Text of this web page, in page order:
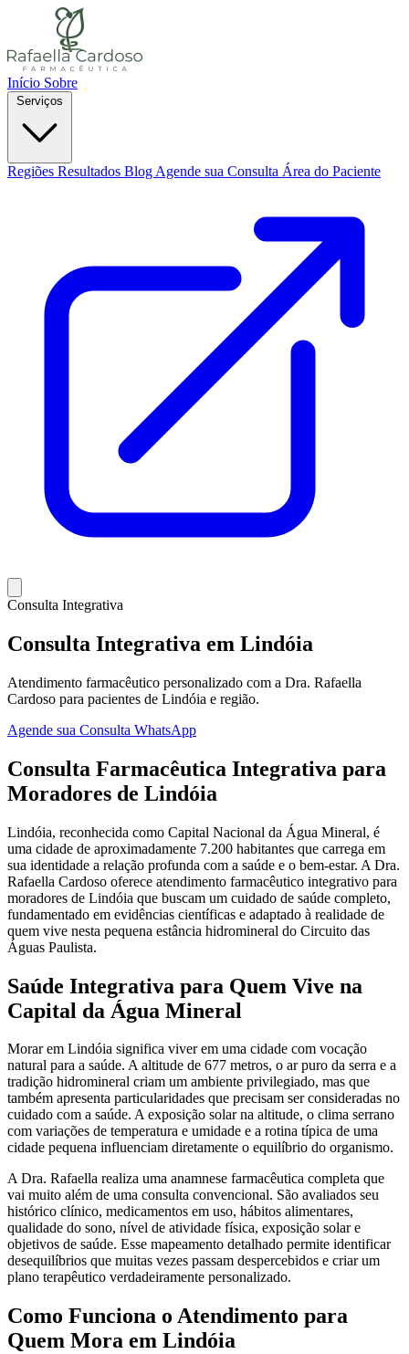
Início Sobre
Serviços
Regiões Resultados Blog Agende sua Consulta Área do Paciente
Consulta Integrativa
Consulta Integrativa em Lindóia
Atendimento farmacêutico personalizado com a Dra. Rafaella
Cardoso para pacientes de Lindóia e região.
Agende sua Consulta WhatsApp
Consulta Farmacêutica Integrativa para
Moradores de Lindóia
Lindóia, reconhecida como Capital Nacional da Água Mineral, é
uma cidade de aproximadamente 7.200 habitantes que carrega em
sua identidade a relação profunda com a saúde e o bem-estar. A Dra.
Rafaella Cardoso oferece atendimento farmacêutico integrativo para
moradores de Lindóia que buscam um cuidado de saúde completo,
fundamentado em evidências científicas e adaptado à realidade de
quem vive nesta pequena estância hidromineral do Circuito das
Águas Paulista.
Saúde Integrativa para Quem Vive na
Capital da Água Mineral
Morar em Lindóia significa viver em uma cidade com vocação
natural para a saúde. A altitude de 677 metros, o ar puro da serra e a
tradição hidromineral criam um ambiente privilegiado, mas que
também apresenta particularidades que precisam ser consideradas no
cuidado com a saúde. A exposição solar na altitude, o clima serrano
com variações de temperatura e umidade e a rotina típica de uma
cidade pequena influenciam diretamente o equilíbrio do organismo.
A Dra. Rafaella realiza uma anamnese farmacêutica completa que
vai muito além de uma consulta convencional. São avaliados seu
histórico clínico, medicamentos em uso, hábitos alimentares,
qualidade do sono, nível de atividade física, exposição solar e
objetivos de saúde. Esse mapeamento detalhado permite identificar
desequilíbrios que muitas vezes passam despercebidos e criar um
plano terapêutico verdadeiramente personalizado.
Como Funciona o Atendimento para
Quem Mora em Lindóia